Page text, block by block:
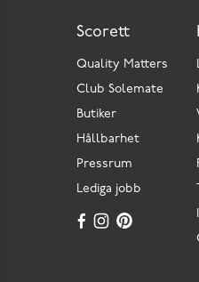
Scorett
Quality Matters
Club Solemate
Butiker
Hållbarhet
Pressrum
Lediga jobb